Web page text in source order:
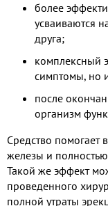
более
усваиваются
друга;
комплексный
симптомы, но
после
организм
Средство помогает
железы и
Такой же эффект
проведенного
полной утраты